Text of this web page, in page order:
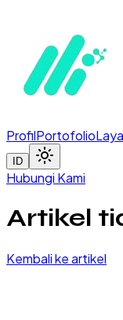
ProfilPortofolio
ID
Hubungi Kami
Artikel
Kembali ke artikel